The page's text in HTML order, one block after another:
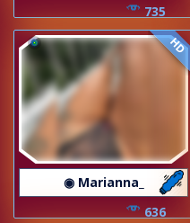
735
HD
◉ Marianna_
636